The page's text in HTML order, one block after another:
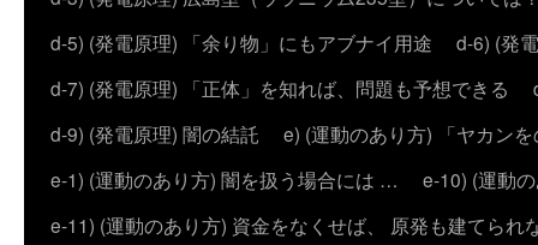
d-5) (発電原理) 「余り物」にもアブナイ用途
d-6) (発
d-7) (発電原理) 「正体」を知れば、問題も予想できる
d-9) (発電原理) 闇の結託
e) (運動のあり方) 「ヤカン
e-1) (運動のあり方) 闇を扱う場合には …
e-10) (運動
e-11) (運動のあり方) 資金をなくせば、 原発も建てられ